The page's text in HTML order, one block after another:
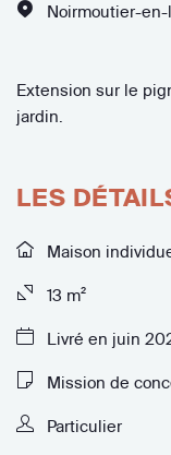
Noirmoutier-en-
Extension sur le
jardin.
LES
Maison
13 m²
Livré en juin
Mission de
Particulier